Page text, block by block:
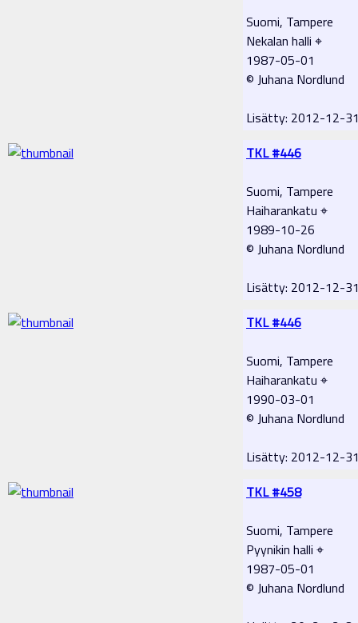
Suomi, Tampere
Nekalan halli ⌖
1987-05-01
© Juhana Nordlund
Lisätty: 2012-12-
TKL #446
Suomi, Tampere
Haiharankatu ⌖
1989-10-26
© Juhana Nordlund
Lisätty: 2012-12-
TKL #446
Suomi, Tampere
Haiharankatu ⌖
1990-03-01
© Juhana Nordlund
Lisätty: 2012-12-
TKL #458
Suomi, Tampere
Pyynikin halli ⌖
1987-05-01
© Juhana Nordlund